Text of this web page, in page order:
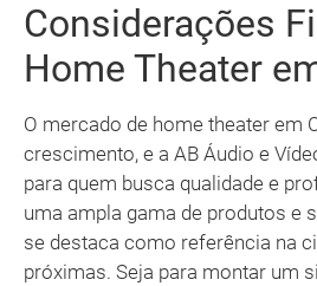
Considerações
Home Theater
O mercado de home theater em
crescimento, e a AB Áudio e
para quem busca qualidade e
uma ampla gama de produtos e
se destaca como referência na
próximas. Seja para montar um